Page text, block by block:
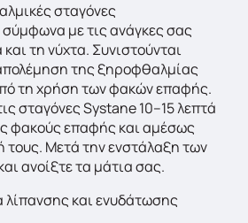
σταγόνες
με τις ανάγκες σας
τη νύχτα. Συνιστούνται
της ξηροφθαλμίας
τη χρήση των φακών επαφής.
σταγόνες Systane 10–15 λεπτά
φακούς επαφής και αμέσως
τους. Μετά την ενστάλαξη των
ανοίξτε τα μάτια σας.
και ενυδάτωσης